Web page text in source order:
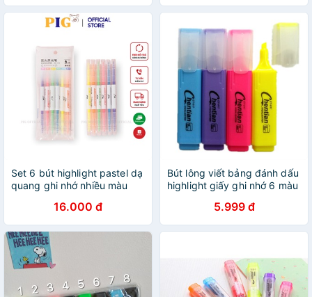
Set 6 bút highlight pastel dạ
quang ghi nhớ nhiều màu
16.000 đ
Bút lông viết bảng đánh dấu
highlight giấy ghi nhớ 6 màu
5.999 đ